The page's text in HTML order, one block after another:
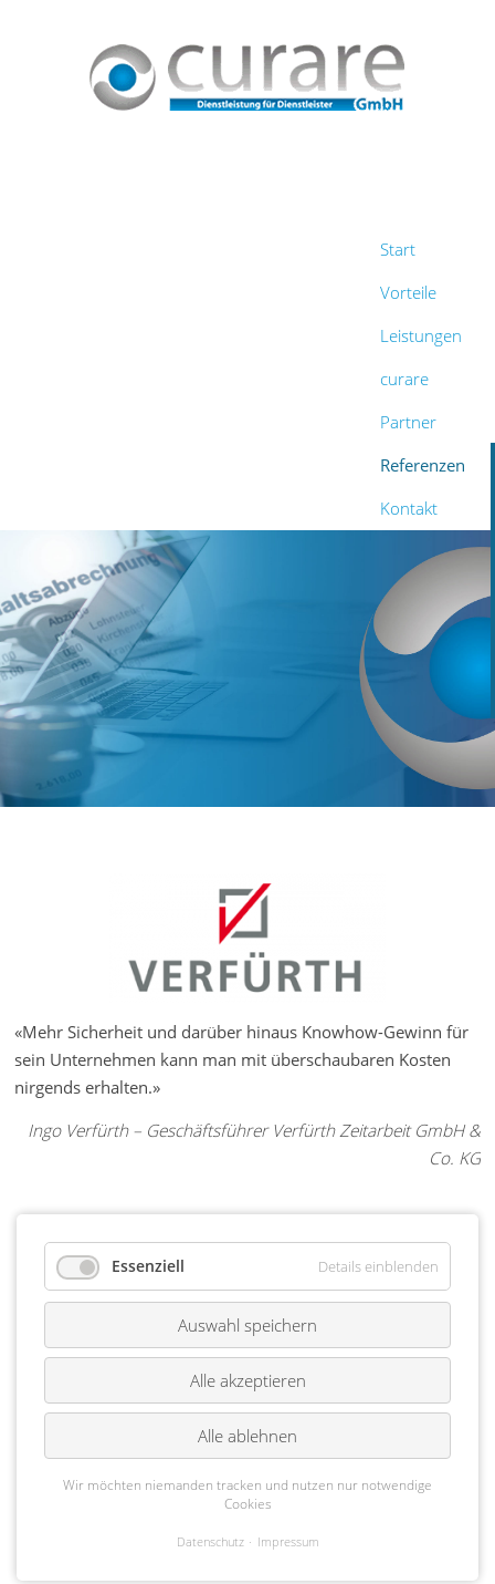
Start
Vorteile
Leistungen
curare
Partner
Referenzen
Kontakt
«Mehr Sicherheit und darüber hinaus Knowhow-Gewinn für
sein Unternehmen kann man mit überschaubaren Kosten
nirgends erhalten.»
Ingo Verfürth – Geschäftsführer Verfürth Zeitarbeit GmbH &
Co. KG
Essenziell Details einblenden
Auswahl speichern
Alle akzeptieren
Alle ablehnen
Wir möchten niemanden tracken und nutzen nur notwendige
Cookies
Datenschutz Impressum